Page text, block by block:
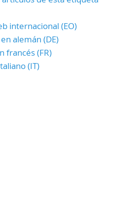
internacional (EO)
alemán (DE)
francés (FR)
(IT)